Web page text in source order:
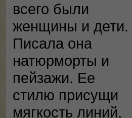
всего были
женщины и дети.
Писала она
натюрморты и
пейзажи. Ее
стилю присущи
мягкость линий,